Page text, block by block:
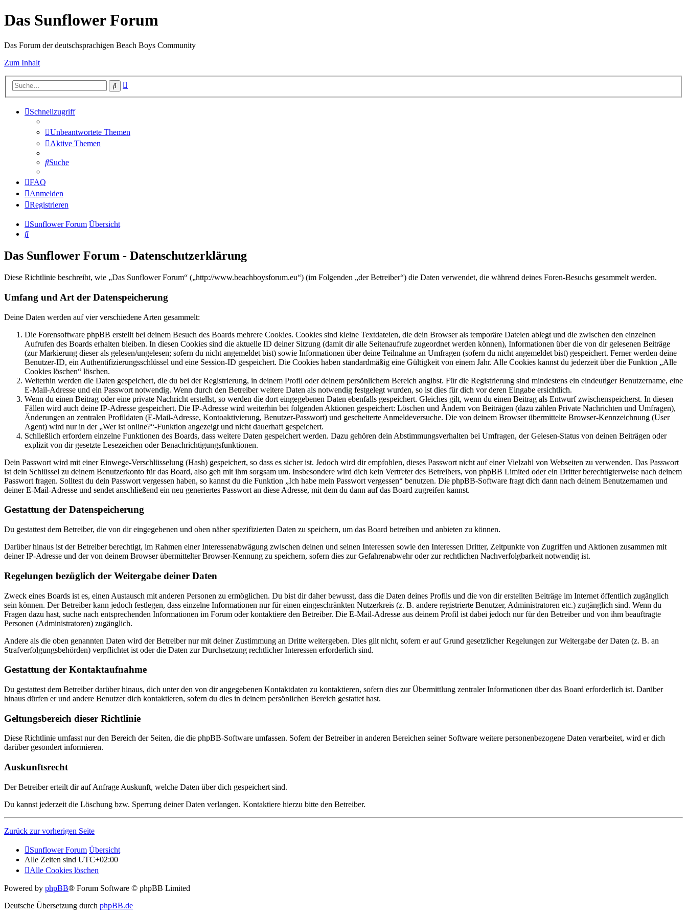
Das Sunflower Forum
Das Forum der deutschsprachigen Beach Boys Community
Zum Inhalt
Suche
Schnellzugriff
Unbeantwortete Themen
Aktive Themen
Suche
FAQ
Anmelden
Registrieren
Sunflower Forum Übersicht
Suche
Das Sunflower Forum - Datenschutzerklärung
Diese Richtlinie beschreibt, wie „Das Sunflower Forum“ („http://www.beachboysforum.eu“) (im Folgenden „der Betreiber“) die Daten verwendet, die während deines Foren-Besuchs gesammelt werden.
Umfang und Art der Datenspeicherung
Deine Daten werden auf vier verschiedene Arten gesammelt:
Die Forensoftware phpBB erstellt bei deinem Besuch des Boards mehrere Cookies. Cookies sind kleine Textdateien, die dein Browser als temporäre Dateien ablegt und die zwischen den einzelnen
Aufrufen des Boards erhalten bleiben. In diesen Cookies sind die aktuelle ID deiner Sitzung (damit dir alle Seitenaufrufe zugeordnet werden können), Informationen über die von dir gelesenen Beiträge
(zur Markierung dieser als gelesen/ungelesen; sofern du nicht angemeldet bist) sowie Informationen über deine Teilnahme an Umfragen (sofern du nicht angemeldet bist) gespeichert. Ferner werden deine
Benutzer-ID, ein Authentifizierungsschlüssel und eine Session-ID gespeichert. Die Cookies haben standardmäßig eine Gültigkeit von einem Jahr. Alle Cookies kannst du jederzeit über die Funktion „Alle
Cookies löschen“ löschen.
Weiterhin werden die Daten gespeichert, die du bei der Registrierung, in deinem Profil oder deinem persönlichem Bereich angibst. Für die Registrierung sind mindestens ein eindeutiger Benutzername, eine
E-Mail-Adresse und ein Passwort notwendig. Wenn durch den Betreiber weitere Daten als notwendig festgelegt wurden, so ist dies für dich vor deren Eingabe ersichtlich.
Wenn du einen Beitrag oder eine private Nachricht erstellst, so werden die dort eingegebenen Daten ebenfalls gespeichert. Gleiches gilt, wenn du einen Beitrag als Entwurf zwischenspeicherst. In diesen
Fällen wird auch deine IP-Adresse gespeichert. Die IP-Adresse wird weiterhin bei folgenden Aktionen gespeichert: Löschen und Ändern von Beiträgen (dazu zählen Private Nachrichten und Umfragen),
Änderungen an zentralen Profildaten (E-Mail-Adresse, Kontoaktivierung, Benutzer-Passwort) und gescheiterte Anmeldeversuche. Die von deinem Browser übermittelte Browser-Kennzeichnung (User
Agent) wird nur in der „Wer ist online?“-Funktion angezeigt und nicht dauerhaft gespeichert.
Schließlich erfordern einzelne Funktionen des Boards, dass weitere Daten gespeichert werden. Dazu gehören dein Abstimmungsverhalten bei Umfragen, der Gelesen-Status von deinen Beiträgen oder
explizit von dir gesetzte Lesezeichen oder Benachrichtigungsfunktionen.
Dein Passwort wird mit einer Einwege-Verschlüsselung (Hash) gespeichert, so dass es sicher ist. Jedoch wird dir empfohlen, dieses Passwort nicht auf einer Vielzahl von Webseiten zu verwenden. Das Passwort
ist dein Schlüssel zu deinem Benutzerkonto für das Board, also geh mit ihm sorgsam um. Insbesondere wird dich kein Vertreter des Betreibers, von phpBB Limited oder ein Dritter berechtigterweise nach deinem
Passwort fragen. Solltest du dein Passwort vergessen haben, so kannst du die Funktion „Ich habe mein Passwort vergessen“ benutzen. Die phpBB-Software fragt dich dann nach deinem Benutzernamen und
deiner E-Mail-Adresse und sendet anschließend ein neu generiertes Passwort an diese Adresse, mit dem du dann auf das Board zugreifen kannst.
Gestattung der Datenspeicherung
Du gestattest dem Betreiber, die von dir eingegebenen und oben näher spezifizierten Daten zu speichern, um das Board betreiben und anbieten zu können.
Darüber hinaus ist der Betreiber berechtigt, im Rahmen einer Interessenabwägung zwischen deinen und seinen Interessen sowie den Interessen Dritter, Zeitpunkte von Zugriffen und Aktionen zusammen mit
deiner IP-Adresse und der von deinem Browser übermittelter Browser-Kennung zu speichern, sofern dies zur Gefahrenabwehr oder zur rechtlichen Nachverfolgbarkeit notwendig ist.
Regelungen bezüglich der Weitergabe deiner Daten
Zweck eines Boards ist es, einen Austausch mit anderen Personen zu ermöglichen. Du bist dir daher bewusst, dass die Daten deines Profils und die von dir erstellten Beiträge im Internet öffentlich zugänglich
sein können. Der Betreiber kann jedoch festlegen, dass einzelne Informationen nur für einen eingeschränkten Nutzerkreis (z. B. andere registrierte Benutzer, Administratoren etc.) zugänglich sind. Wenn du
Fragen dazu hast, suche nach entsprechenden Informationen im Forum oder kontaktiere den Betreiber. Die E-Mail-Adresse aus deinem Profil ist dabei jedoch nur für den Betreiber und von ihm beauftragte
Personen (Administratoren) zugänglich.
Andere als die oben genannten Daten wird der Betreiber nur mit deiner Zustimmung an Dritte weitergeben. Dies gilt nicht, sofern er auf Grund gesetzlicher Regelungen zur Weitergabe der Daten (z. B. an
Strafverfolgungsbehörden) verpflichtet ist oder die Daten zur Durchsetzung rechtlicher Interessen erforderlich sind.
Gestattung der Kontaktaufnahme
Du gestattest dem Betreiber darüber hinaus, dich unter den von dir angegebenen Kontaktdaten zu kontaktieren, sofern dies zur Übermittlung zentraler Informationen über das Board erforderlich ist. Darüber
hinaus dürfen er und andere Benutzer dich kontaktieren, sofern du dies in deinem persönlichen Bereich gestattet hast.
Geltungsbereich dieser Richtlinie
Diese Richtlinie umfasst nur den Bereich der Seiten, die die phpBB-Software umfassen. Sofern der Betreiber in anderen Bereichen seiner Software weitere personenbezogene Daten verarbeitet, wird er dich
darüber gesondert informieren.
Auskunftsrecht
Der Betreiber erteilt dir auf Anfrage Auskunft, welche Daten über dich gespeichert sind.
Du kannst jederzeit die Löschung bzw. Sperrung deiner Daten verlangen. Kontaktiere hierzu bitte den Betreiber.
Zurück zur vorherigen Seite
Sunflower Forum Übersicht
Alle Zeiten sind UTC+02:00
Alle Cookies löschen
Powered by phpBB® Forum Software © phpBB Limited
Deutsche Übersetzung durch phpBB.de